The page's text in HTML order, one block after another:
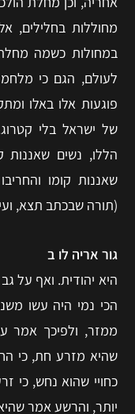
מחוללות בחלילים,
במחולות כשמה
לעולם, הגם כי
פוגעות אלו באלו
של ישראל בלי
הללו, נשים
שאננות קומו
(תורה שבכתב תצא,
גור אריה לו ב
היא יהודית. ואף על
הכי נמי היה עשו
ממזר, ולפיכך אמר
שהיא מזרע חת, כי
כחויי שהוא נחש, כי
יותר, והרשע אמר